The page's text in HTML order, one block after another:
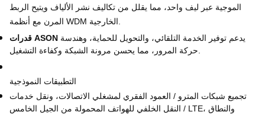
الموجية عبر ليف واحد، مما يقلل من تكاليف نشر الألياف ويتيح الربط
المرن مع أنظمة WDM الخارجية.
قدرات ASON يدعم توفير الخدمة التلقائي، والتحويل للحماية، وهندسة
حركة المرور، مما يحسن مرونة الشبكة وكفاءة التشغيل.
التطبيقات النموذجية
تجميع شبكات المترو / العمود الفقري لمشغلي الاتصالات، ونقل خدمات
النقل الخلفي للهواتف المحمولة من الجيل الخامس / LTE، والنطاق